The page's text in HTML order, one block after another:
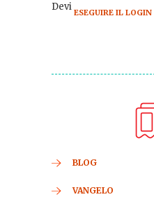
Devi ESEGUIRE IL LOGIN
BLOG
VANGELO